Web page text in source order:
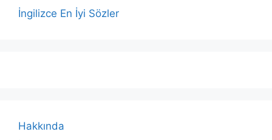
İngilizce En İyi Sözler
Hakkında